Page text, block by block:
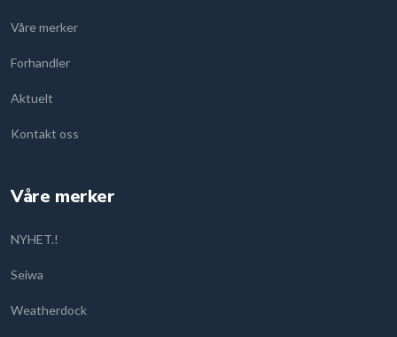
Våre merker
Forhandler
Aktuelt
Kontakt oss
Våre merker
NYHET.!
Seiwa
Weatherdock